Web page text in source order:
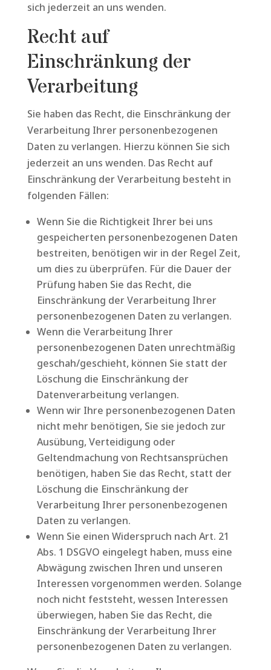
sich jederzeit an uns wenden.
Recht auf
Einschränkung der
Verarbeitung
Sie haben das Recht, die Einschränkung der
Verarbeitung Ihrer personenbezogenen
Daten zu verlangen. Hierzu können Sie sich
jederzeit an uns wenden. Das Recht auf
Einschränkung der Verarbeitung besteht in
folgenden Fällen:
Wenn Sie die Richtigkeit Ihrer bei uns
gespeicherten personenbezogenen Daten
bestreiten, benötigen wir in der Regel Zeit,
um dies zu überprüfen. Für die Dauer der
Prüfung haben Sie das Recht, die
Einschränkung der Verarbeitung Ihrer
personenbezogenen Daten zu verlangen.
Wenn die Verarbeitung Ihrer
personenbezogenen Daten unrechtmäßig
geschah/geschieht, können Sie statt der
Löschung die Einschränkung der
Datenverarbeitung verlangen.
Wenn wir Ihre personenbezogenen Daten
nicht mehr benötigen, Sie sie jedoch zur
Ausübung, Verteidigung oder
Geltendmachung von Rechtsansprüchen
benötigen, haben Sie das Recht, statt der
Löschung die Einschränkung der
Verarbeitung Ihrer personenbezogenen
Daten zu verlangen.
Wenn Sie einen Widerspruch nach Art. 21
Abs. 1 DSGVO eingelegt haben, muss eine
Abwägung zwischen Ihren und unseren
Interessen vorgenommen werden. Solange
noch nicht feststeht, wessen Interessen
überwiegen, haben Sie das Recht, die
Einschränkung der Verarbeitung Ihrer
personenbezogenen Daten zu verlangen.